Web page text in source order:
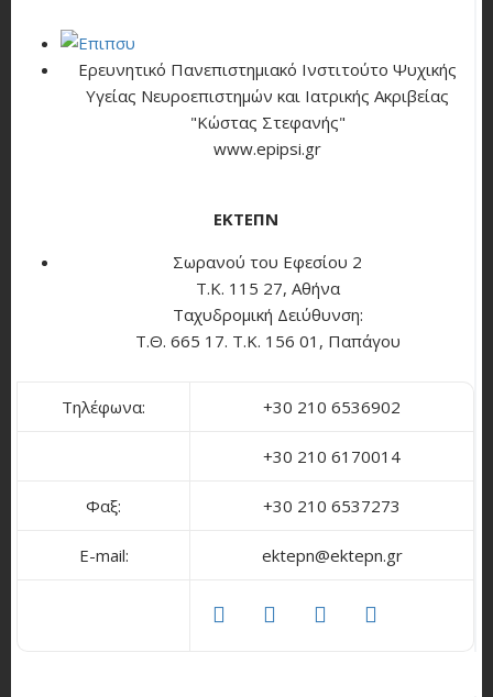
Ερευνητικό Πανεπιστημιακό Ινστιτούτο Ψυχικής
Υγείας Νευροεπιστημών και Ιατρικής Ακριβείας
"Κώστας Στεφανής"
www.epipsi.gr
ΕΚΤΕΠΝ
Σωρανού του Εφεσίου 2
Τ.Κ. 115 27, Αθήνα
Ταχυδρομική Δειύθυνση:
Τ.Θ. 665 17. Τ.Κ. 156 01, Παπάγου
Τηλέφωνα: +30 210 6536902
+30 210 6170014
Φαξ: +30 210 6537273
E-mail: ektepn@ektepn.gr
facebooktwitter linkedin